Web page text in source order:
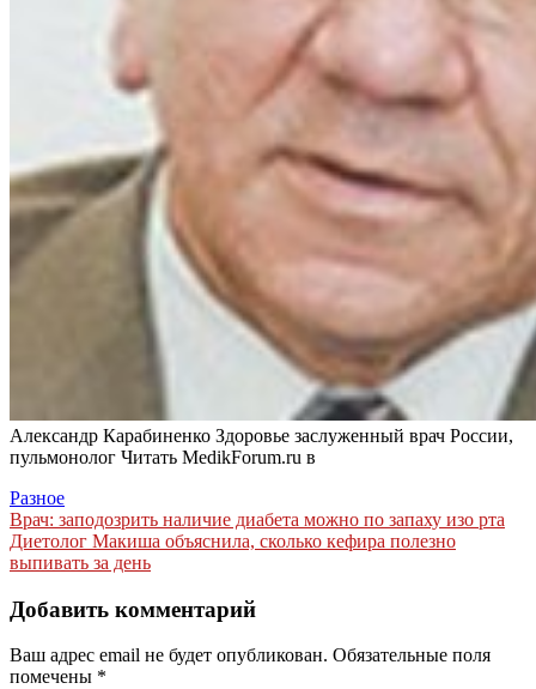
Александр Карабиненко Здоровье заслуженный врач России,
пульмонолог Читать MedikForum.ru в
Разное
Навигация
по
Врач: заподозрить наличие диабета можно по запаху изо рта
Диетолог Макиша объяснила, сколько кефира полезно
выпивать за день
Добавить комментарий
Ваш адрес email не будет опубликован. Обязательные поля
помечены *